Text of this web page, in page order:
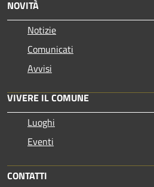
NOVITÀ
Notizie
Comunicati
Avvisi
VIVERE IL COMUNE
Luoghi
Eventi
CONTATTI